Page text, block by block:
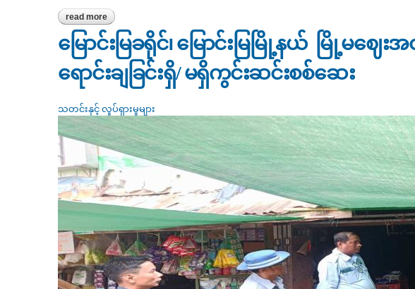
read more about မြောင်းမြခရိုင်၊ ဝါးခယ်မမြို့နယ်၊ အမှတ်(၁)ရပ်ကွက်ရှိ အ.ထ.က(ခွဲ)အူကျွန်းအ
မြောင်းမြခရိုင်၊ မြောင်းမြမြို့နယ် မြို့မ
ရောင်းချခြင်းရှိ/ မရှိကွင်းဆင်းစစ်ဆေး
သတင်းနှင့် လှုပ်ရှားမှုများ